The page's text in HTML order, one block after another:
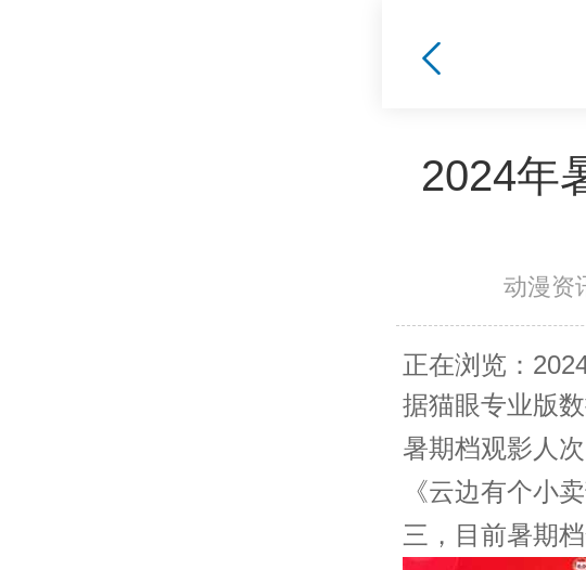
2024年
动漫资
正在浏览：
据猫眼专业版
暑期档观影人
《云边有个小
三，目前暑期